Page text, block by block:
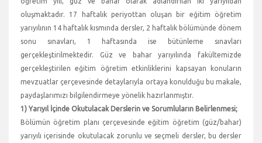
oluşmaktadır. 17 haftalık periyottan oluşan bir eğitim öğretim
yarıyılının 14 haftalık kısmında dersler, 2 haftalık bölümünde dönem
sonu sınavları, 1 haftasında ise bütünleme sınavları
gerçekleştirilmektedir. Güz ve bahar yarıyılında fakültemizde
gerçekleştirilen eğitim öğretim etkinliklerini kapsayan konuların
mevzuatlar çerçevesinde detaylarıyla ortaya konulduğu bu makale,
paydaşlarımızı bilgilendirmeye yönelik hazırlanmıştır.
1) Yarıyıl İçinde Okutulacak Derslerin ve Sorumluların Belirlenmesi;
Bölümün öğretim planı çerçevesinde eğitim öğretim (güz/bahar)
yarıyılı içerisinde okutulacak zorunlu ve seçmeli dersler, bu dersler